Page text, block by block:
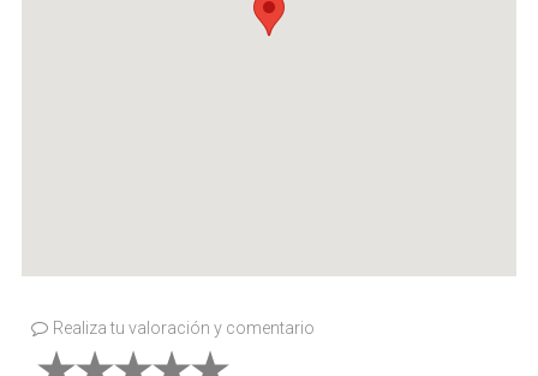
Realiza tu valoración y comentario